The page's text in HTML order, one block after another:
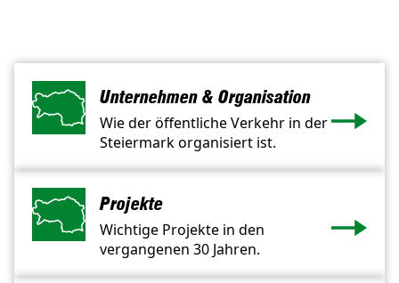
Unternehmen & Organisation
Wie der öffentliche Verkehr in der
Steiermark organisiert ist.
Projekte
Wichtige Projekte in den
vergangenen 30 Jahren.